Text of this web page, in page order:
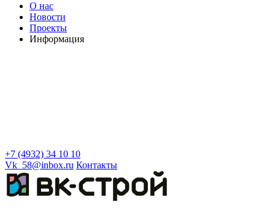
О нас
Новости
Проекты
Информация
+7 (4932) 34 10 10
Vk_58@inbox.ru Контакты